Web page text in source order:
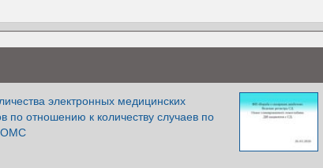
электронных медицинских
по отношению к количеству случаев по